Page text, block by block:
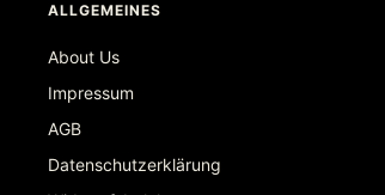
ALLGEMEINES
About Us
Impressum
AGB
Datenschutzerklärung